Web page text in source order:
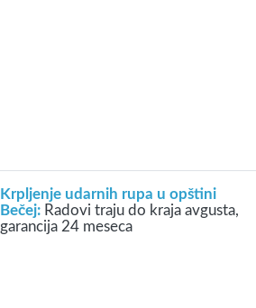
Krpljenje udarnih rupa u opštini
Bečej: Radovi traju do kraja avgusta,
garancija 24 meseca